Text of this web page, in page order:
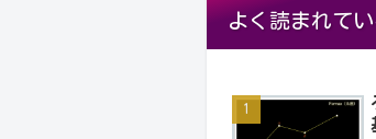
よく読まれて